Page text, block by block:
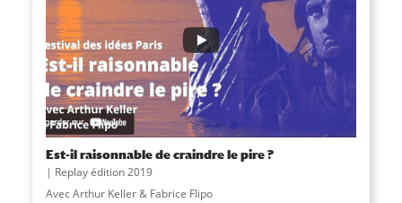
Est-il raisonnable de craindre le pire ?
Replay édition 2019
Avec Arthur Keller & Fabrice Flipo